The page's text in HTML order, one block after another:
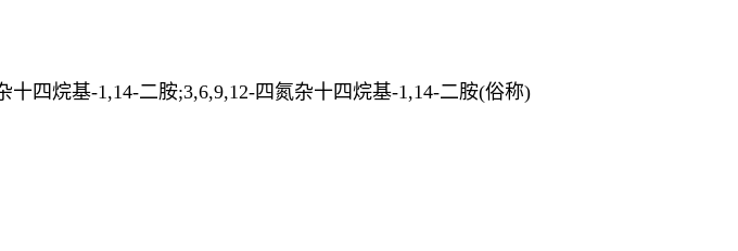
四烷基-1,14-二胺;3,6,9,12-四氮杂十四烷基-1,14-二胺(俗称)